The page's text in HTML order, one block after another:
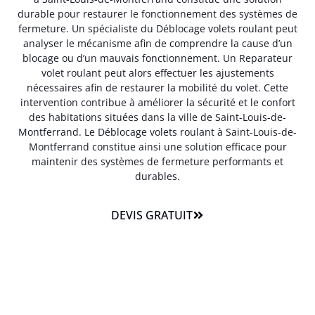
durable pour restaurer le fonctionnement des systèmes de
fermeture. Un spécialiste du Déblocage volets roulant peut
analyser le mécanisme afin de comprendre la cause d’un
blocage ou d’un mauvais fonctionnement. Un Reparateur
volet roulant peut alors effectuer les ajustements
nécessaires afin de restaurer la mobilité du volet. Cette
intervention contribue à améliorer la sécurité et le confort
des habitations situées dans la ville de Saint-Louis-de-
Montferrand. Le Déblocage volets roulant à Saint-Louis-de-
Montferrand constitue ainsi une solution efficace pour
maintenir des systèmes de fermeture performants et
durables.
DEVIS GRATUIT